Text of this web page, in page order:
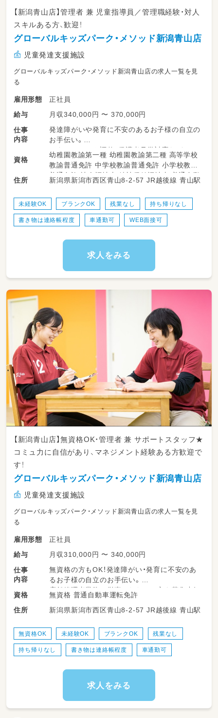
【新潟青山店】管理者 兼 児童指導員／管理職経験・対人
スキルある方、歓迎！
グローバルキッズパーク・メソッド新潟青山店
児童発達支援施設
グローバルキッズパーク・メソッド新潟青山店の求人一覧を見
る
雇用形態
正社員
給与
月収340,000円 〜 370,000円
仕事
内容
発達障がいや発育に不安のあるお子様の自立の
お手伝い。
スタッフシフト調整、保護者見学対応など。
★店舗マネジメントをお任せします
★店長・役職経験のある方、歓迎！
★対人スキル、コミュニケーション能力に自信
★残業・持ち帰り業務なし
★ワークライフバランス重視
放課後の子供達をケアする業務です。
まず宿題などを終わらせたあとは、
それらもスタッフのアイディアで、対応してま
未経験からスタートしたスタッフがほとんど。
しっかりとお教えします。
仕事内容は難しくありません。
日常生活を楽しく過ごせるように
簡単なサポートをしたり、
体操、ダンス、ゲーム等で自立を支援！
毎日のスモールステップを見逃さず
「できたね！」と声をかけて
発達に障がいのある子ども達の、
「一歩前進」を一緒になって
喜んでもらえると嬉しいです♪
資格
幼稚園教諭第一種 幼稚園教諭第二種 高等学校
教諭普通免許 中学校教諭普通免許 小学校教諭
普通免許 社会福祉士 精神保健福祉士 普通自動
車運転免許
住所 新潟県新潟市西区青山8-2-57 JR越後線 青山駅
未経験OK ブランクOK 残業なし 持ち帰りなし
書き物は連絡帳程度 車通勤可 WEB面接可
求人をみる
【新潟青山店】無資格OK・管理者 兼 サポートスタッフ★
コミュ力に自信があり、マネジメント経験ある方歓迎で
す！
グローバルキッズパーク・メソッド新潟青山店
児童発達支援施設
グローバルキッズパーク・メソッド新潟青山店の求人一覧を見
る
雇用形態
正社員
給与
月収310,000円 〜 340,000円
仕事
内容
無資格の方もOK！発達障がい・発育に不安のあ
るお子様の自立のお手伝い。
店舗管理者業務に従事いただける方を募集中！
★店舗マネジメントをお任せします
★店長・役職経験のある方、歓迎！
のある方
子供達のお楽しみレクリエーションは
趣味や特技も活かせます。
経験がなくても大丈夫！
しっかりとお教えします。
資格
無資格 普通自動車運転免許
住所
新潟県新潟市西区青山8-2-57 JR越後線 青山駅
無資格OK 未経験OK ブランクOK 残業なし
持ち帰りなし 書き物は連絡帳程度 車通勤可
求人をみる